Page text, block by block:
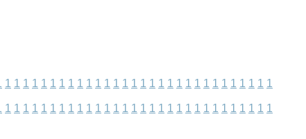
1 1 1 1 1 1 1 1 1 1 1 1 1 1 1 1 1 1 1 1 1 1 1 1 1 1 1 1 1 1
1 1 1 1 1 1 1 1 1 1 1 1 1 1 1 1 1 1 1 1 1 1 1 1 1 1 1 1 1 1